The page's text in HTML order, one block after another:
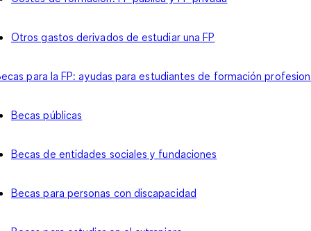
Otros gastos derivados de estudiar una FP
para la FP: ayudas para estudiantes de formación
Becas públicas
Becas de entidades sociales y fundaciones
Becas para personas con discapacidad